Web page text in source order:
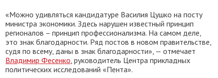
«Можно удивляться кандидатуре Василия Цушко на посту
министра экономики. Здесь нарушен известный принцип
регионалов – принцип профессионализма. На самом деле,
это знак благодарности. Ряд постов в новом правительстве,
судя по всему, даны в знак благодарности», — отмечает
Владимир Фесенко, руководитель Центра прикладных
политических исследований «Пента».